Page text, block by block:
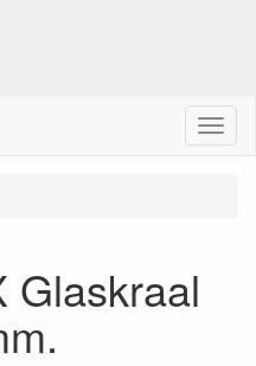
M
e
Glaskraal